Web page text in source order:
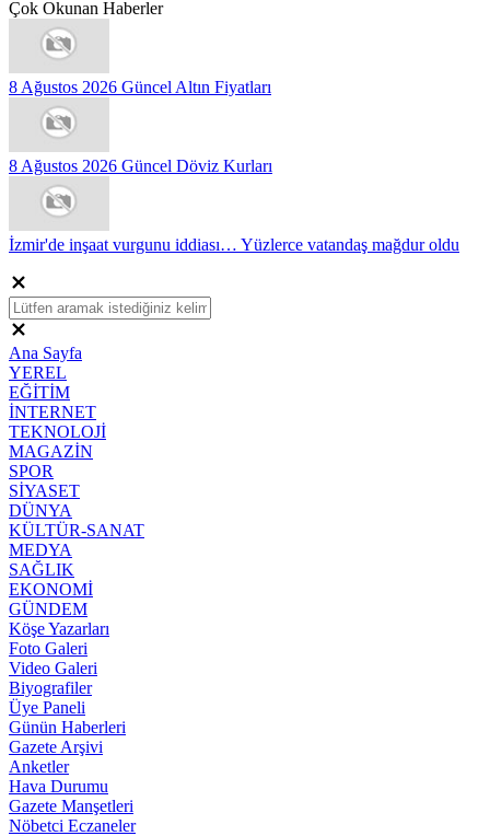
Çok Okunan Haberler
8 Ağustos 2026 Güncel Altın Fiyatları
8 Ağustos 2026 Güncel Döviz Kurları
İzmir'de inşaat vurgunu iddiası… Yüzlerce vatandaş mağdur oldu
Ana Sayfa
YEREL
EĞİTİM
İNTERNET
TEKNOLOJİ
MAGAZİN
SPOR
SİYASET
DÜNYA
KÜLTÜR-SANAT
MEDYA
SAĞLIK
EKONOMİ
GÜNDEM
Köşe Yazarları
Foto Galeri
Video Galeri
Biyografiler
Üye Paneli
Günün Haberleri
Gazete Arşivi
Anketler
Hava Durumu
Gazete Manşetleri
Nöbetci Eczaneler